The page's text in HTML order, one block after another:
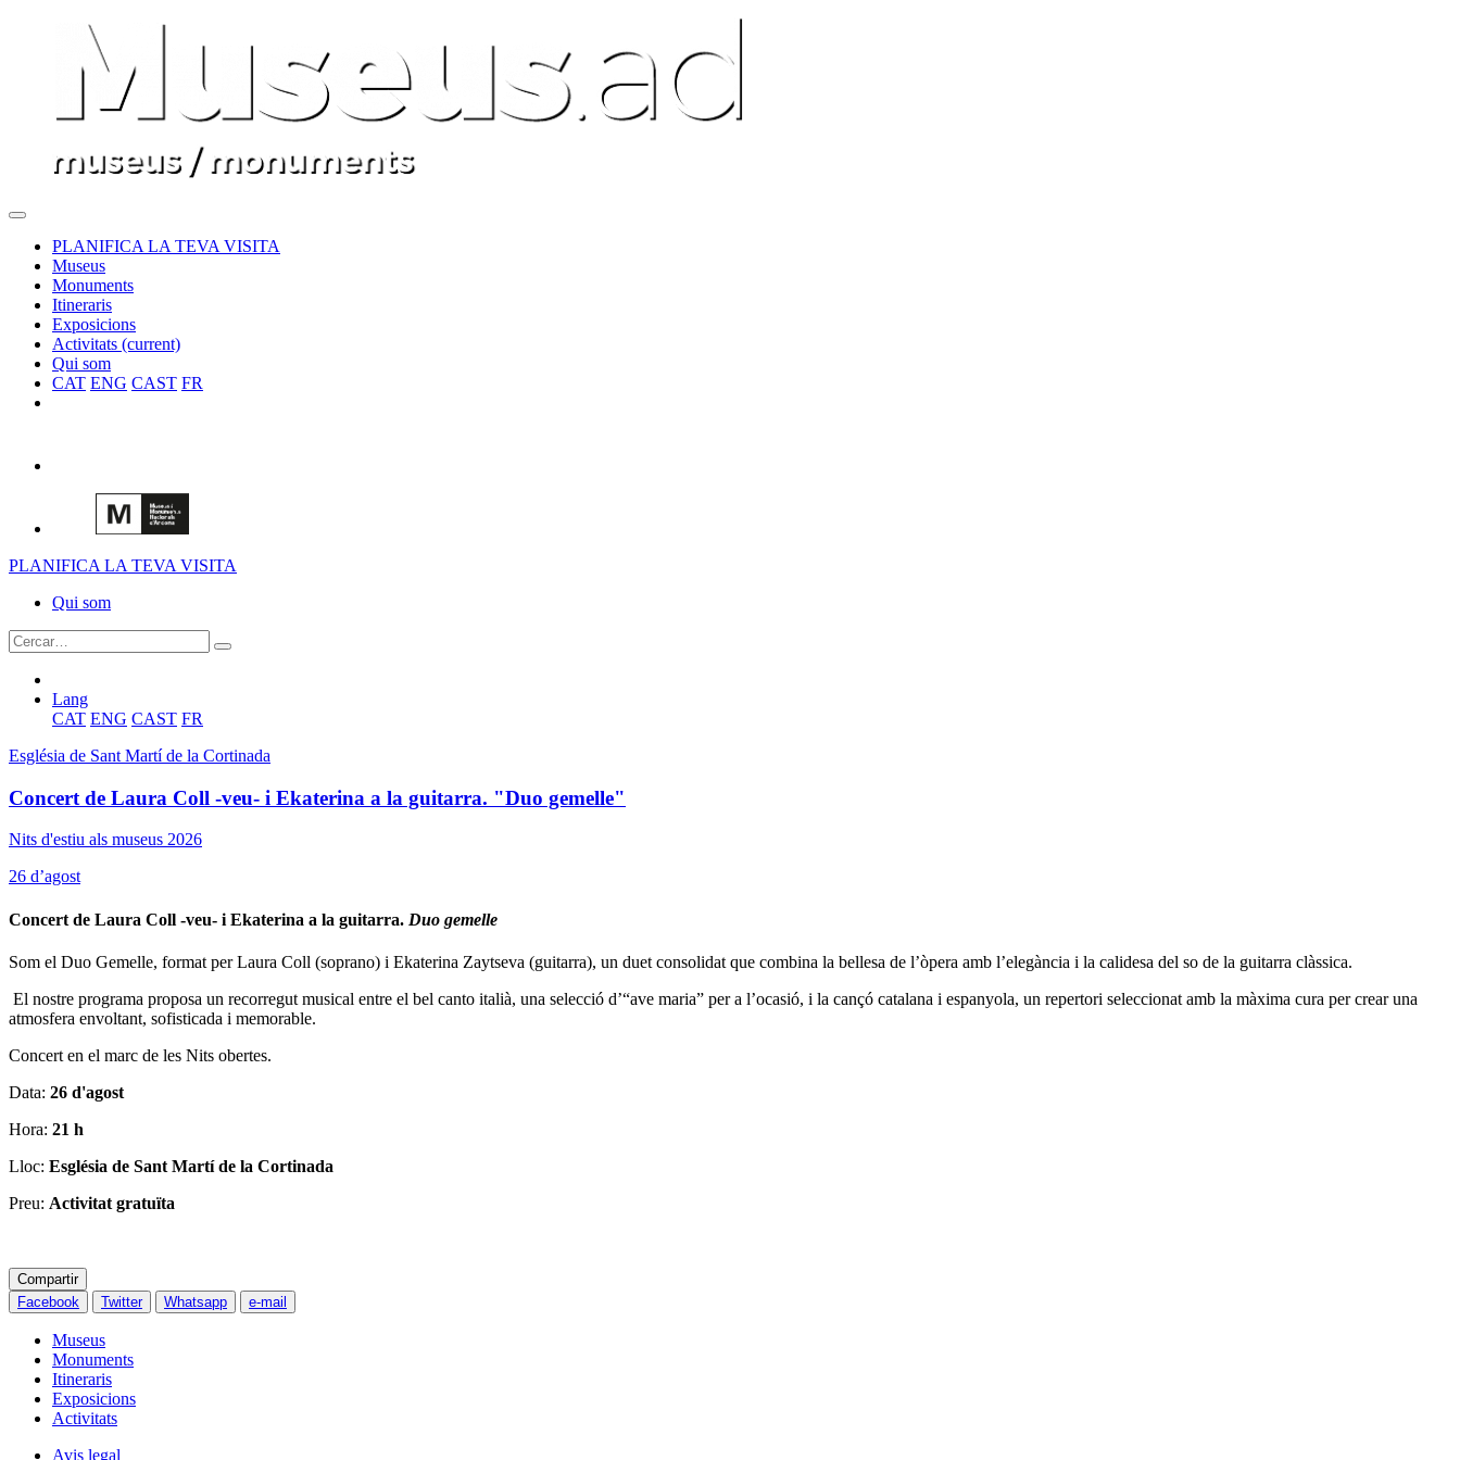
PLANIFICA LA TEVA VISITA
Museus
Monuments
Itineraris
Exposicions
Activitats (current)
Qui som
CAT ENG CAST FR
PLANIFICA LA TEVA VISITA
Qui som
Lang
CAT ENG CAST FR
Església de Sant Martí de la Cortinada
Concert de Laura Coll -veu- i Ekaterina a la guitarra. "Duo gemelle"
Nits d'estiu als museus 2026
26 d’agost
Concert de Laura Coll -veu- i Ekaterina a la guitarra. Duo gemelle
Som el Duo Gemelle, format per Laura Coll (soprano) i Ekaterina Zaytseva (guitarra), un duet consolidat que combina la bellesa de l’òpera amb l’elegància i la calidesa del so de la guitarra clàssica.
El nostre programa proposa un recorregut musical entre el bel canto italià, una selecció d’“ave maria” per a l’ocasió, i la cançó catalana i espanyola, un repertori seleccionat amb la màxima cura per crear una
atmosfera envoltant, sofisticada i memorable.
Concert en el marc de les Nits obertes.
Data: 26 d'agost
Hora: 21 h
Lloc: Església de Sant Martí de la Cortinada
Preu: Activitat gratuïta
Compartir
Facebook
Twitter Whatsapp e-mail
Museus
Monuments
Itineraris
Exposicions
Activitats
Avis legal